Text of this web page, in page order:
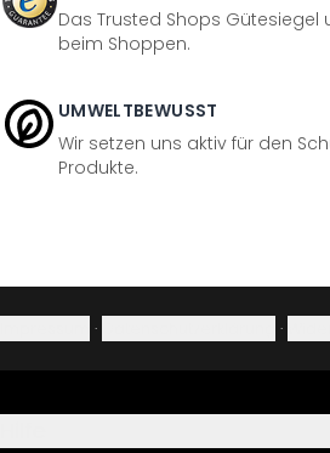
Das Trusted Shops Gütesiegel
beim Shoppen.
UMWELTBEWUSST
Wir setzen uns aktiv für den
Produkte.
· ·